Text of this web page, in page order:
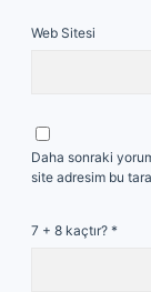
Web Sitesi
Daha sonraki
site adresim bu
7 + 8 kaçtır? *